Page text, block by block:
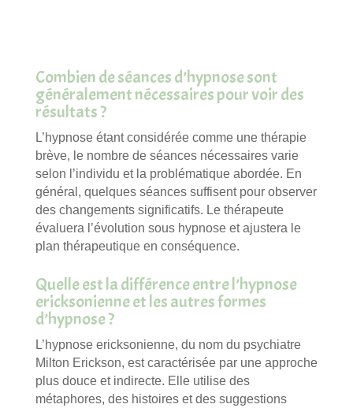
Combien de séances d’hypnose sont
généralement nécessaires pour voir des
résultats ?
L’hypnose étant considérée comme une thérapie
brève, le nombre de séances nécessaires varie
selon l’individu et la problématique abordée. En
général, quelques séances suffisent pour observer
des changements significatifs. Le thérapeute
évaluera l’évolution sous hypnose et ajustera le
plan thérapeutique en conséquence.
Quelle est la différence entre l’hypnose
ericksonienne et les autres formes
d’hypnose ?
L’hypnose ericksonienne, du nom du psychiatre
Milton Erickson, est caractérisée par une approche
plus douce et indirecte. Elle utilise des
métaphores, des histoires et des suggestions